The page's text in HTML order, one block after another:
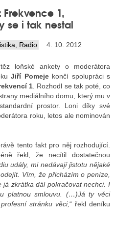
1,
se i tak nestal
Radio 4. 10. 2012
loňské ankety o moderátora
Jiří Pomejekončí spolupráci s
1 . Rozhodl se tak poté, co
mediálního domu, který mu v
prostor. Loni díky své
roku, letos ale nominován
tento fakt pro něj rozhodující.
řekl, že necítil dostatečnou
udály, mi nedávají jistotu nějaké
Vím, že přicházím o peníze,
zkrátka dál pokračovat nechci. I
platnou smlouvu. (…)Já ty věci
stránku věci,“ řekl deníku